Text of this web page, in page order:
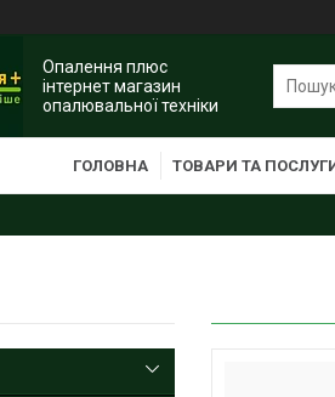
Опалення плюс
інтернет магазин
опалювальної техніки
ГОЛОВНА ТОВАРИ ТА